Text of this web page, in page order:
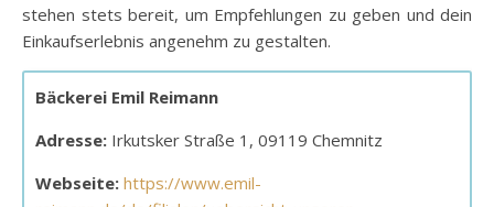
stehen stets bereit, um Empfehlungen zu geben und dein
Einkaufserlebnis angenehm zu gestalten.
Bäckerei Emil Reimann
Adresse: Irkutsker Straße 1, 09119 Chemnitz
Webseite: https://www.emil-